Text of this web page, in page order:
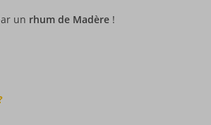
un rhum de Madère !